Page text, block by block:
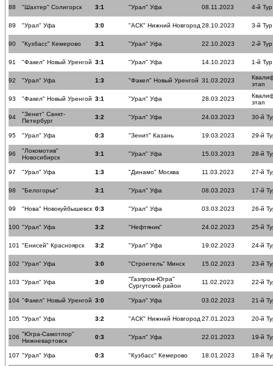
88 "Шахтер" Солигорск 3:1 "Урал" Уфа 08.11.2023 4-й Тур
89 "Урал" Уфа 3:0 "АСК" Нижний Новгород 28.10.2023 3-й Тур
90 "Кузбасс" Кемерово 3:1 "Урал" Уфа 22.10.2023 2-й Тур
91 "Факел" Новый Уренгой 3:1 "Урал" Уфа 14.10.2023 1-й Тур
92 "Урал" Уфа 1:3 "Факел" Новый Уренгой 31.03.2023
этап
93 "Факел" Новый Уренгой 3:1 "Урал" Уфа 28.03.2023
этап
94
"Зенит" Санкт-
Петербург
3:2 "Урал" Уфа 24.03.2023 30-й
95 "Урал" Уфа 0:3 "Зенит" Казань 19.03.2023 29-й
96
"Локомотив"
Новосибирск
3:1 "Урал" Уфа 15.03.2023 28-й
97 "Урал" Уфа 1:3 "Динамо" Москва 11.03.2023 27-й
98 "Белогорье" 3:1 "Урал" Уфа 08.03.2023 17-й
99 "Нова" Новокуйбышевск 0:3 "Урал" Уфа 03.03.2023 26-й
100 "Урал" Уфа 3:2 "Нефтяник" 24.02.2023 25-й
101 "Енисей" Красноярск 3:2 "Урал" Уфа 19.02.2023 24-й
102 "Урал" Уфа 3:0 "Строитель" Минск 15.02.2023 23-й
103 "Урал" Уфа 3:0
"Газпром-Югра"
Сургутский район
11.02.2023 22-й
104 "Факел" Новый Уренгой 3:0 "Урал" Уфа 03.02.2023 21-й
105 "Урал" Уфа 3:2 "АСК" Нижний Новгород 27.01.2023 20-й
106 "Югра-Самотлор"
Нижневартовск
0:3 "Урал" Уфа 22.01.2023 19-й
107 "Урал" Уфа 0:3 "Кузбасс" Кемерово 18.01.2023 18-й